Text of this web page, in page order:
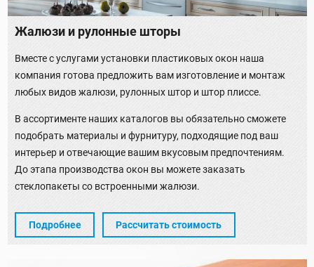
Жалюзи и рулонные шторы
Вместе с услугами установки пластиковых окон наша
компания готова предложить вам изготовление и монтаж
любых видов жалюзи, рулонных штор и штор плиссе.
В ассортименте наших каталогов вы обязательно сможете
подобрать материалы и фурнитуру, подходящие под ваш
интерьер и отвечающие вашим вкусовым предпочтениям.
До этапа производства окон вы можете заказать
стеклопакеты со встроенными жалюзи.
Подробнее Рассчитать стоимость